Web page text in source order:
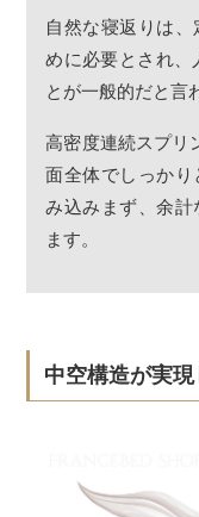
自然な寝返りは
めに必要とされ、
とが一般的だと言
高密度連続スプリ
面全体でしっか
み込みまず、余
ます。
中空構造が実